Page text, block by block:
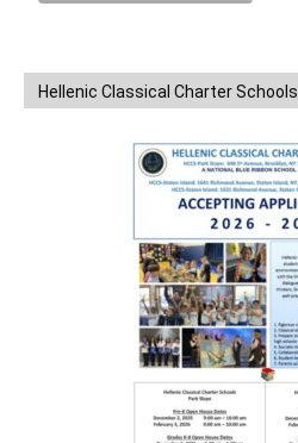
Hellenic Classical Charter Schools